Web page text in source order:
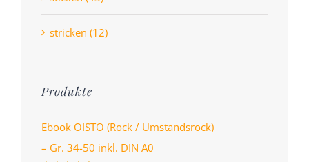
stricken (12)
Produkte
Ebook OISTO (Rock / Umstandsrock)
– Gr. 34-50 inkl. DIN A0